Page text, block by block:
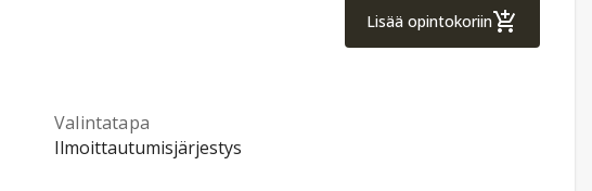
Lisää opintokoriin
Food and
Valintatapa
Ilmoittautumisjärjestys